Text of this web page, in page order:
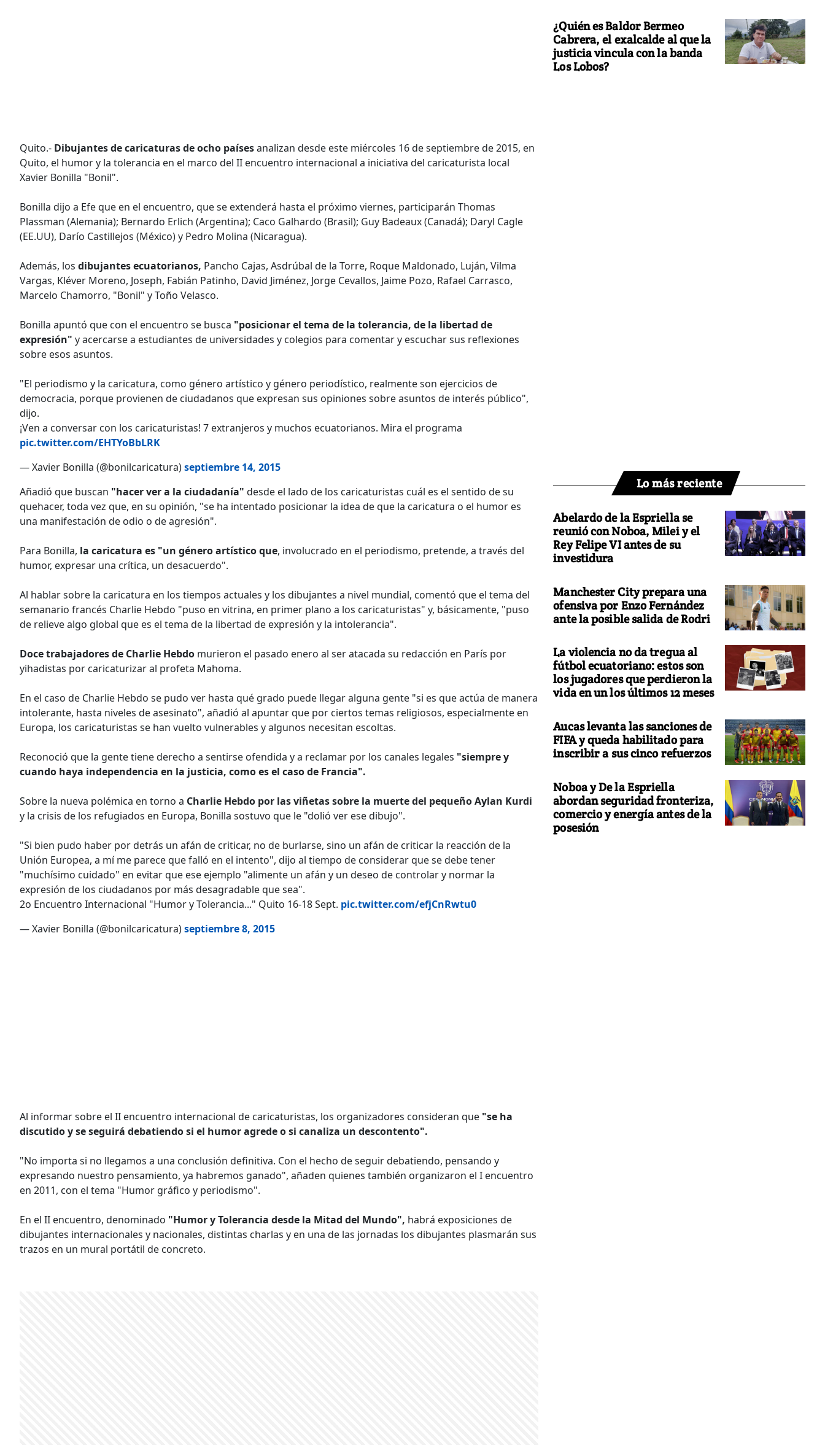
Quito.- Dibujantes de caricaturas de ocho paísesanalizan desde este miércoles 16 de septiembre de 2015, en
Quito, el humor y la tolerancia en el marco del II encuentro internacional a iniciativa del caricaturista local
Xavier Bonilla "Bonil".
Bonilla dijo a Efe que en el encuentro, que se extenderá hasta el próximo viernes, participarán Thomas
Plassman (Alemania); Bernardo Erlich (Argentina); Caco Galhardo (Brasil); Guy Badeaux (Canadá); Daryl Cagle
(EE.UU), Darío Castillejos (México) y Pedro Molina (Nicaragua).
Además, los dibujantes ecuatorianos, Pancho Cajas, Asdrúbal de la Torre, Roque Maldonado, Luján, Vilma
Vargas, Kléver Moreno, Joseph, Fabián Patinho, David Jiménez, Jorge Cevallos, Jaime Pozo, Rafael Carrasco,
Marcelo Chamorro, "Bonil" y Toño Velasco.
Bonilla apuntó que con el encuentro se busca "posicionar el tema de la tolerancia, de la libertad de
expresión" y acercarse a estudiantes de universidades y colegios para comentar y escuchar sus reflexiones
sobre esos asuntos.
"El periodismo y la caricatura, como género artístico y género periodístico, realmente son ejercicios de
democracia, porque provienen de ciudadanos que expresan sus opiniones sobre asuntos de interés público",
dijo.
¡Ven a conversar con los caricaturistas! 7 extranjeros y muchos ecuatorianos. Mira el programa
pic.twitter.com/EHTYoBbLRK
— Xavier Bonilla (@bonilcaricatura)septiembre 14, 2015
Añadió que buscan "hacer ver a la ciudadanía" desde el lado de los caricaturistas cuál es el sentido de su
quehacer, toda vez que, en su opinión, "se ha intentado posicionar la idea de que la caricatura o el humor es
una manifestación de odio o de agresión".
Para Bonilla, la caricatura es "un género artístico que, involucrado en el periodismo, pretende, a través del
humor, expresar una crítica, un desacuerdo".
Al hablar sobre la caricatura en los tiempos actuales y los dibujantes a nivel mundial, comentó que el tema del
semanario francés Charlie Hebdo "puso en vitrina, en primer plano a los caricaturistas" y, básicamente, "puso
de relieve algo global que es el tema de la libertad de expresión y la intolerancia".
Doce trabajadores de Charlie Hebdo murieron el pasado enero al ser atacada su redacción en París por
yihadistas por caricaturizar al profeta Mahoma.
En el caso de Charlie Hebdo se pudo ver hasta qué grado puede llegar alguna gente "si es que actúa de manera
intolerante, hasta niveles de asesinato", añadió al apuntar que por ciertos temas religiosos, especialmente en
Europa, los caricaturistas se han vuelto vulnerables y algunos necesitan escoltas.
Reconoció que la gente tiene derecho a sentirse ofendida y a reclamar por los canales legales "siempre y
cuando haya independencia en la justicia, como es el caso de Francia".
Sobre la nueva polémica en torno a Charlie Hebdo por las viñetas sobre la muerte del pequeño Aylan Kurdi
y la crisis de los refugiados en Europa, Bonilla sostuvo que le "dolió ver ese dibujo".
"Si bien pudo haber por detrás un afán de criticar, no de burlarse, sino un afán de criticar la reacción de la
Unión Europea, a mí me parece que falló en el intento", dijo al tiempo de considerar que se debe tener
"muchísimo cuidado" en evitar que ese ejemplo "alimente un afán y un deseo de controlar y normar la
expresión de los ciudadanos por más desagradable que sea".
2o Encuentro Internacional "Humor y Tolerancia..." Quito 16-18 Sept. pic.twitter.com/efjCnRwtu0
— Xavier Bonilla (@bonilcaricatura)septiembre 8, 2015
Al informar sobre el II encuentro internacional de caricaturistas, los organizadores consideran que "se ha
discutido y se seguirá debatiendo si el humor agrede o si canaliza un descontento".
"No importa si no llegamos a una conclusión definitiva. Con el hecho de seguir debatiendo, pensando y
expresando nuestro pensamiento, ya habremos ganado", añaden quienes también organizaron el I encuentro
en 2011, con el tema "Humor gráfico y periodismo".
En el II encuentro, denominado "Humor y Tolerancia desde la Mitad del Mundo", habrá exposiciones de
dibujantes internacionales y nacionales, distintas charlas y en una de las jornadas los dibujantes plasmarán sus
trazos en un mural portátil de concreto.
¿Quién es Baldor Bermeo
Cabrera, el exalcalde al que la
justicia vincula con la banda
Los Lobos?
Lo más reciente
Abelardo de la Espriella se
reunió con Noboa, Milei y el
Rey Felipe VI antes de su
investidura
Manchester City prepara una
ofensiva por Enzo Fernández
ante la posible salida de Rodri
La violencia no da tregua al
fútbol ecuatoriano: estos son
los jugadores que perdieron la
vida en un los últimos 12 meses
Aucas levanta las sanciones de
FIFA y queda habilitado para
inscribir a sus cinco refuerzos
Noboa y De la Espriella
abordan seguridad fronteriza,
comercio y energía antes de la
posesión